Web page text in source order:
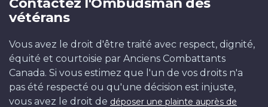
vétérans
Vous avez le droit d'être traité avec respect, dignité,
équité et courtoisie par Anciens Combattants
Canada. Si vous estimez que l'un de vos droits n'a
pas été respecté ou qu'une décision est injuste,
vous avez le droit de déposer une plainte auprès de